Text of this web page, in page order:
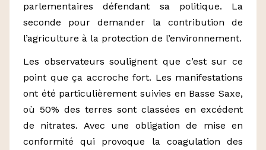
parlementaires défendant sa politique. La
seconde pour demander la contribution de
l’agriculture à la protection de l’environnement.
Les observateurs soulignent que c’est sur ce
point que ça accroche fort. Les manifestations
ont été particulièrement suivies en Basse Saxe,
où 50% des terres sont classées en excédent
de nitrates. Avec une obligation de mise en
conformité qui provoque la coagulation des